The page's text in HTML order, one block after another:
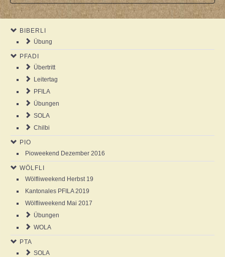
HOME
NEWS
AGENDA
ABOUT US
ANSCHLAG
GALLERY
BIBERLI
Übung
PFADI
Übertritt
Leitertag
PFILA
Übungen
SOLA
Chilbi
PIO
Pioweekend Dezember 2016
WÖLFLI
Wölfliweekend Herbst 19
Kantonales PFILA 2019
Wölfliweekend Mai 2017
Übungen
WOLA
PTA
SOLA